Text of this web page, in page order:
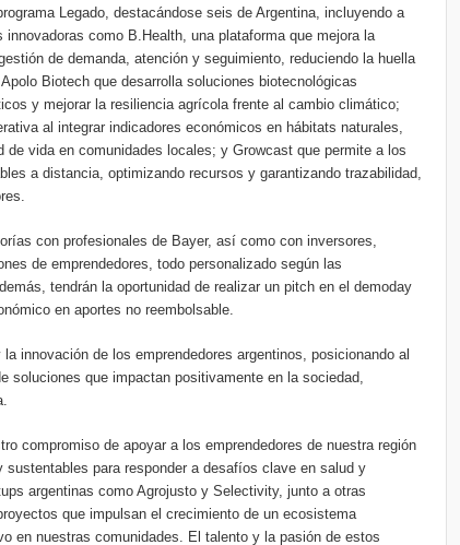
Legado, destacándose seis de Argentina, incluyendo a
como B.Health, una plataforma que mejora la
de demanda, atención y seguimiento, reduciendo la huella
Biotech que desarrolla soluciones biotecnológicas
y mejorar la resiliencia agrícola frente al cambio climático;
al integrar indicadores económicos en hábitats naturales,
de vida en comunidades locales; y Growcast que permite a los
a distancia, optimizando recursos y garantizando trazabilidad,
con profesionales de Bayer, así como con inversores,
de emprendedores, todo personalizado según las
tendrán la oportunidad de realizar un pitch en el demoday
en aportes no reembolsable.
innovación de los emprendedores argentinos, posicionando al
soluciones que impactan positivamente en la sociedad,
compromiso de apoyar a los emprendedores de nuestra región
sustentables para responder a desafíos clave en salud y
argentinas como Agrojusto y Selectivity, junto a otras
que impulsan el crecimiento de un ecosistema
en nuestras comunidades. El talento y la pasión de estos